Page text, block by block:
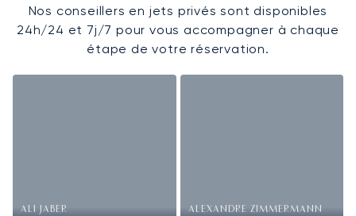
Nos conseillers en jets privés sont disponibles
24h/24 et 7j/7 pour vous accompagner à chaque
étape de votre réservation.
ALI JABER ALEXANDRE ZIMMERMANN